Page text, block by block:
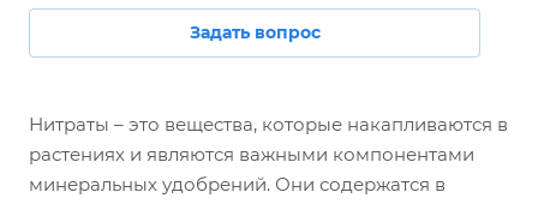
Задать вопрос
Нитраты – это вещества, которые накапливаются в
растениях и являются важными компонентами
минеральных удобрений. Они содержатся в